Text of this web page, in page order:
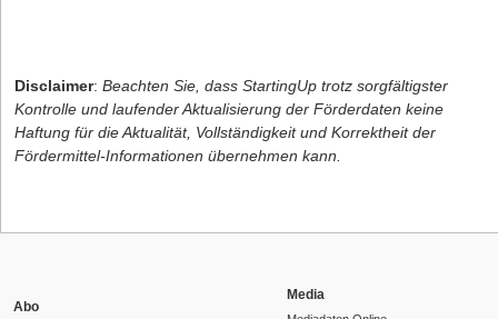
Disclaimer: Beachten Sie, dass StartingUp trotz sorgfältigster
Kontrolle und laufender Aktualisierung der Förderdaten keine
Haftung für die Aktualität, Vollständigkeit und Korrektheit der
Fördermittel-Informationen übernehmen kann.
Abo
Media